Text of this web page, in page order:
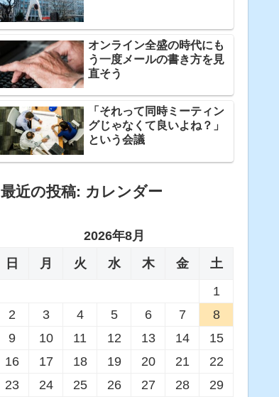
オンライン全盛の時代にも
う一度メールの書き方を見
直そう
「それって同時ミーティン
グじゃなくて良いよね？」
という会議
最近の投稿: カレンダー
2026年8月
日
月 火 水 木 金
土
1
2
3 4 5 6 7
8
9
10 11 12 13 14
15
16
17 18 19 20 21
22
23
24 25 26 27 28
29